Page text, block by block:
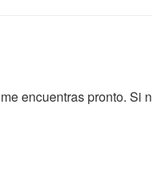
encuentras pronto. Si